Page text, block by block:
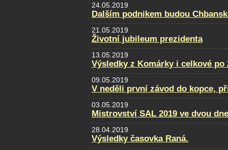
24.05.2019
Dalším podnikem budou
21.05.2019
Životní jubileum prezidenta
13.05.2019
Výsledky z Komárky i celkové po
09.05.2019
V neděli první závod do kopce,
03.05.2019
Mistrovství SAL 2019 ve dvou
28.04.2019
Výsledky časovka Raná.